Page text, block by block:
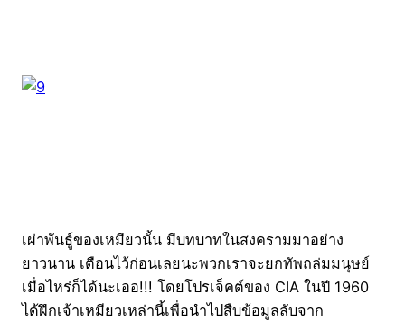
เผ่าพันธู์ของเหมียวนั้น มีบทบาทในสงครามมาอย่าง
ยาวนาน เตือนไว้ก่อนเลยนะพวกเราจะยกทัพถล่มมนุษย์
เมื่อไหร่ก็ได้นะเออ!!! โดยโปรเจ็คต์ของ CIA ในปี 1960
ได้ฝึกเจ้าเหมียวเหล่านี้เพื่อนำไปสืบข้อมูลลับจาก